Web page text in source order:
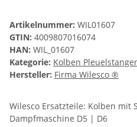
Artikelnummer: WIL01607
GTIN: 4009807016074
HAN: WIL_01607
Kategorie: Kolben
Hersteller: Firma Wilesco ®
Wilesco Ersatzteile: Kolben mit
Dampfmaschine D5 | D6